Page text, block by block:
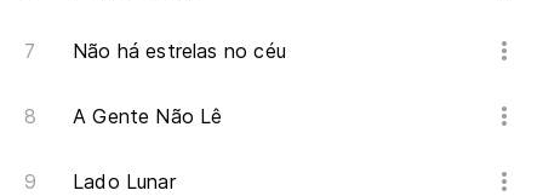
Não há estrelas no céu
A Gente Não Lê
Lado Lunar